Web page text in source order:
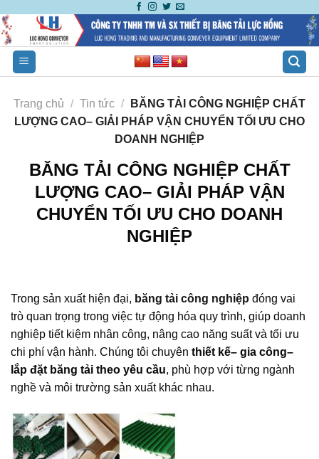
to
content
Trang chủ / Tin tức /
BĂNG TẢI CÔNG NGHIỆP CHẤT
LƯỢNG CAO– GIẢI PHÁP VẬN CHUYỂN TỐI ƯU CHO
DOANH NGHIỆP
BĂNG TẢI CÔNG NGHIỆP CHẤT
LƯỢNG CAO– GIẢI PHÁP VẬN
CHUYỂN TỐI ƯU CHO DOANH
NGHIỆP
Trong sản xuất hiện đại, băng tải công nghiệp đóng vai
trò quan trọng trong việc tự động hóa quy trình, giúp doanh
nghiệp tiết kiệm nhân công, nâng cao năng suất và tối ưu
chi phí vận hành. Chúng tôi chuyên thiết kế– gia công–
lắp đặt băng tải theo yêu cầu, phù hợp với từng ngành
nghề và môi trường sản xuất khác nhau.